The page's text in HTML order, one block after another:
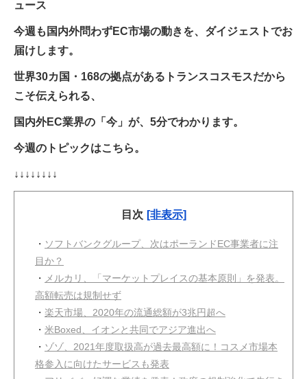
ュース
今週も国内外問わずEC市場の動きを、ダイジェストでお
届けします。
世界30カ国・168の拠点があるトランスコスモスだから
こそ伝えられる、
国内外EC業界の「今」が、5分でわかります。
今週のトピックはこちら。
↓↓↓↓↓↓↓↓
目次 [非表示]
・ ソフトバンクグループ、次はポーランドEC事業者に注
目か？
・ メルカリ、「マーケットプレイスの基本原則」を発表。
高額転売は規制せず
・ 楽天市場、2020年の流通総額が3兆円超へ
・ 米Boxed、イオンと共同でアジア進出へ
・ ゾゾ、2021年度取扱高が過去最高額に！コスメ市場本
格参入に向けたサービスも発表